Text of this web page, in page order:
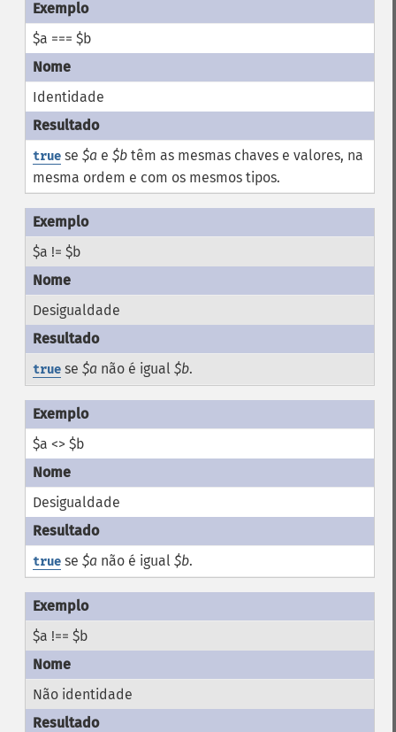
$a === $b
Identidade
truese $a e $btêm as mesmas chaves e valores, na
mesma ordem e com os mesmos tipos.
$a != $b
Desigualdade
truese $a não é igual $b.
$a <> $b
Desigualdade
truese $a não é igual $b.
$a !== $b
Não identidade